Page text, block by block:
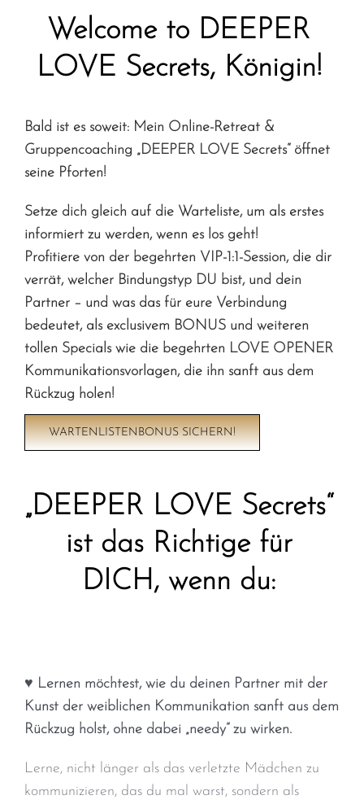
LOSLASSEN IN 7 SCHRITTEN
Welcome to DEEPER
LOVE Secrets, Königin!
Bald ist es soweit: Mein Online-Retreat &
Gruppencoaching „DEEPER LOVE Secrets“ öffnet
seine Pforten!
Setze dich gleich auf die Warteliste, um als erstes
informiert zu werden, wenn es los geht!
Profitiere von der begehrten VIP-1:1-Session, die dir
verrät, welcher Bindungstyp DU bist, und dein
Partner – und was das für eure Verbindung
bedeutet, als exclusivem BONUS und weiteren
tollen Specials wie die begehrten LOVE OPENER
Kommunikationsvorlagen, die ihn sanft aus dem
Rückzug holen!
WARTENLISTENBONUS SICHERN!
„DEEPER LOVE Secrets“
ist das Richtige für
DICH, wenn du:
♥ Lernen möchtest, wie du deinen Partner mit der
Kunst der weiblichen Kommunikation sanft aus dem
Rückzug holst, ohne dabei „needy“ zu wirken.
Lerne, nicht länger als das verletzte Mädchen zu
kommunizieren, das du mal warst, sondern als